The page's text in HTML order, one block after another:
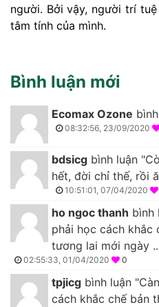
người. Bởi vậy, người trí
tâm tính của mình.
Bình luận mới
Ecomax Ozone
08:32:56, 23/09/2020
bdsicg bình luận
hết, đời chỉ thế, rồi
10:51:01, 07/04/2020
ho ngoc thanh bình
phải học cách khắc
tương lai mới ngày
02:55:33, 01/04/2020 0
tpjicg bình luận
cách khắc chế bản